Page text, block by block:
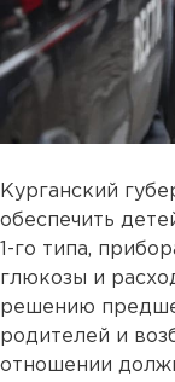
Курганский
обеспечить
1-го типа,
глюкозы и
решению
родителей и
отношении